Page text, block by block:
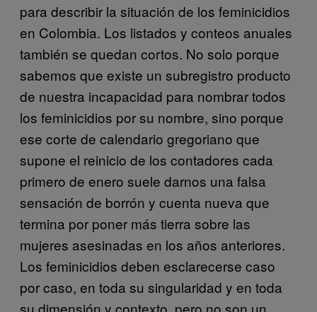
para describir la situación de los feminicidios
en Colombia. Los listados y conteos anuales
también se quedan cortos. No solo porque
sabemos que existe un subregistro producto
de nuestra incapacidad para nombrar todos
los feminicidios por su nombre, sino porque
ese corte de calendario gregoriano que
supone el reinicio de los contadores cada
primero de enero suele darnos una falsa
sensación de borrón y cuenta nueva que
termina por poner más tierra sobre las
mujeres asesinadas en los años anteriores.
Los feminicidios deben esclarecerse caso
por caso, en toda su singularidad y en toda
su dimensión y contexto, pero no son un